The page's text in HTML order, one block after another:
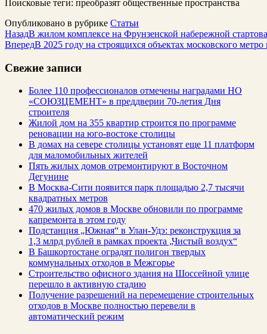
Поисковые теги: преобразят общественные пространства
Опубликовано в рубрике Статьи
НазадВ жилом комплексе на Фрунзенской набережной
ВпередВ 2025 году на строящихся объектах московского
Свежие записи
Более 110 профессионалов отмечены наградами НО
«СОЮЗЦЕМЕНТ» в преддверии 70-летия Дня
строителя
Жилой дом на 355 квартир строится по программе
реновации на юго-востоке столицы
В домах на севере столицы установят еще 11 платформ
для маломобильных жителей
Пять жилых домов отремонтируют в Восточном
Дегунине
В Москва-Сити появится парк площадью 2,7 тысячи
квадратных метров
470 жилых домов в Москве обновили по программе
капремонта в этом году
Подстанция „Южная“ в Улан‑Удэ: реконструкция за
1,3 млрд рублей в рамках проекта „Чистый воздух“
В Башкортостане оградят полигон твердых
коммунальных отходов в Межгорье
Строительство офисного здания на Шоссейной улице
перешло в активную стадию
Получение разрешений на перемещение строительных
отходов в Москве полностью перевели в
автоматический режим